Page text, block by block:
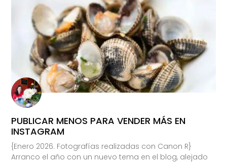
PUBLICAR MENOS PARA VENDER MÁS EN
INSTAGRAM
{Enero 2026. Fotografías realizadas con Canon R}
Arranco el año con un nuevo tema en el blog, alejado